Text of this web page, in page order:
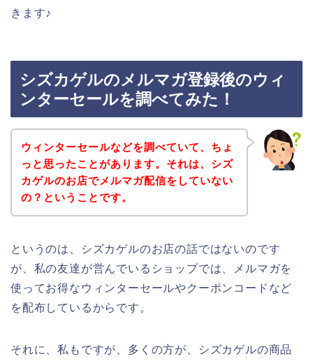
きます♪
シズカゲルのメルマガ登録後のウィ
ンターセールを調べてみた！
ウィンターセールなどを調べていて、ちょ
っと思ったことがあります。それは、シズ
カゲルのお店でメルマガ配信をしていない
の？ということです。
というのは、シズカゲルのお店の話ではないのです
が、私の友達が営んでいるショップでは、メルマガを
使ってお得なウィンターセールやクーポンコードなど
を配布しているからです。
それに、私もですが、多くの方が、シズカゲルの商品